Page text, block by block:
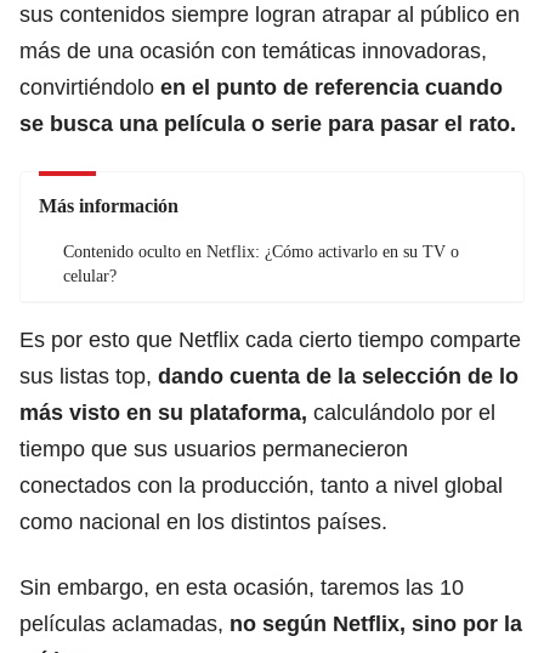
sus contenidos siempre logran atrapar al público en
más de una ocasión con temáticas innovadoras,
convirtiéndolo en el punto de referencia cuando
se busca una película o serie para pasar el rato.
Más información
Contenido oculto en Netflix: ¿Cómo activarlo en su TV o
celular?
Es por esto que Netflix cada cierto tiempo comparte
sus listas top, dando cuenta de la selección de lo
más visto en su plataforma, calculándolo por el
tiempo que sus usuarios permanecieron
conectados con la producción, tanto a nivel global
como nacional en los distintos países.
Sin embargo, en esta ocasión, taremos las 10
películas aclamadas, no según Netflix, sino por la